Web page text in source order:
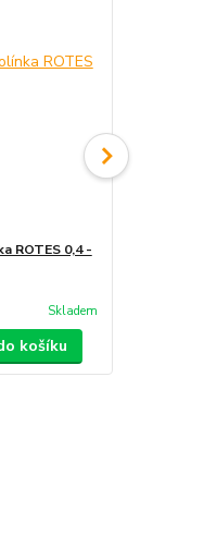
ROTES 0,4 -
Skladem
košíku